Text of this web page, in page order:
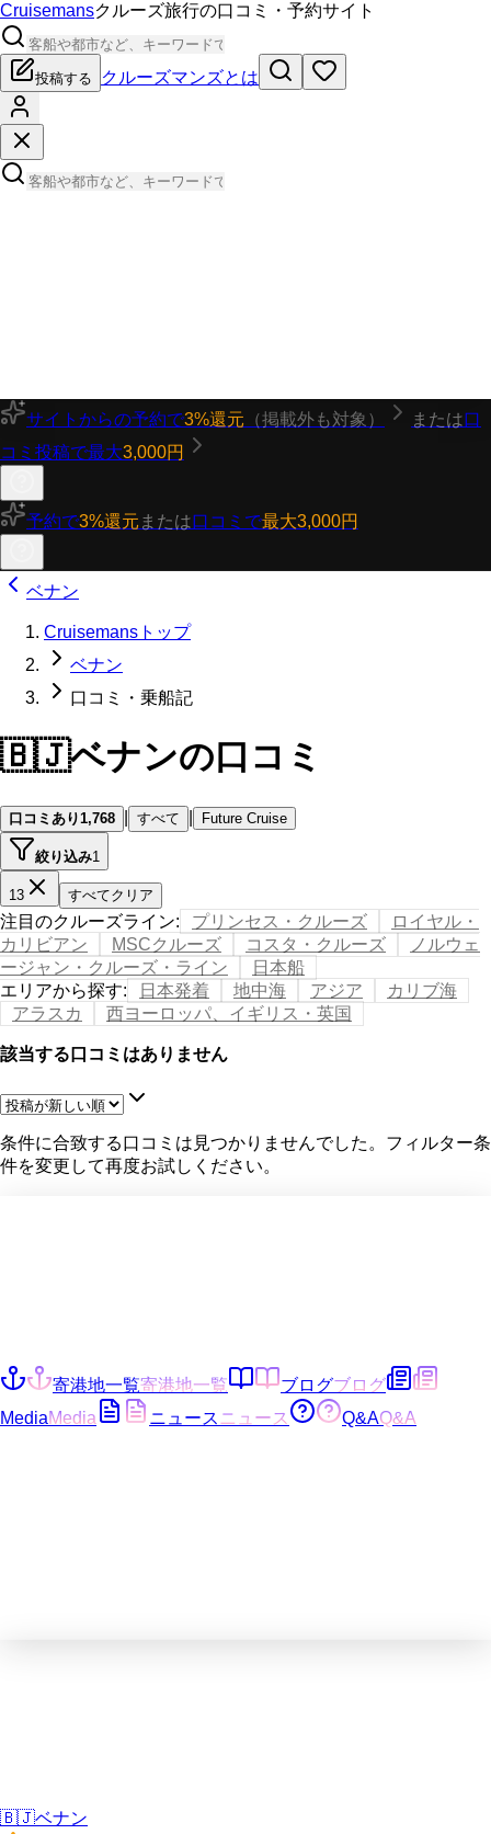
Cruisemansクルーズ旅行の口コミ・予約サイト
投稿する クルーズマンズとは
サイトからの予約で3%還元 （掲載外も対象） または口
コミ投稿で最大3,000円
予約で3%還元 または口コミで最大3,000円
ベナン
Cruisemansトップ
ベナン
口コミ・乗船記
🇧🇯ベナンの口コミ
口コミあり1,768 すべて Future Cruise
絞り込み1
13 すべてクリア
注目のクルーズライン: プリンセス・クルーズ
ロイヤル・
カリビアン
MSCクルーズ コスタ・クルーズ
ノルウェ
ージャン・クルーズ・ライン
日本船
エリアから探す: 日本発着 地中海 アジア
カリブ海
アラスカ
西ヨーロッパ、イギリス・英国
該当する口コミはありません
条件に合致する口コミは見つかりませんでした。フィルター条
件を変更して再度お試しください。
寄港地一覧寄港地一覧 ブログブログ
MediaMedia ニュース ニュース Q&AQ&A
🇧🇯ベナン